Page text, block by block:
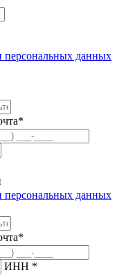
персональных данных
персональных данных
ИНН *